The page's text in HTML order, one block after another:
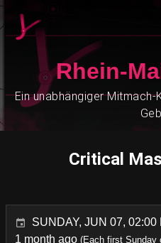
Rhein-
Ein unabhängiger
Critical
SUNDAY, JUN 07, 02:00
1 month ago (Each first Sunday